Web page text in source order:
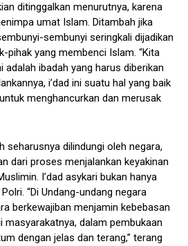
ditinggalkan menurutnya, karena
umat Islam. Ditambah jika
sembunyi seringkali dijadikan
pihak yang membenci Islam. “Kita
adalah ibadah yang harus diberikan
i’dad ini suatu hal yang baik
menghancurkan dan merusak
seharusnya dilindungi oleh negara,
dari proses menjalankan keyakinan
I’dad asykari bukan hanya
“Di Undang-undang negara
berkewajiban menjamin kebebasan
masyarakatnya, dalam pembukaan
dengan jelas dan terang,” terang